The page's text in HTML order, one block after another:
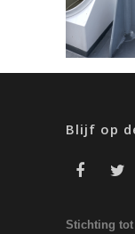
Blijf op
Stichting tot